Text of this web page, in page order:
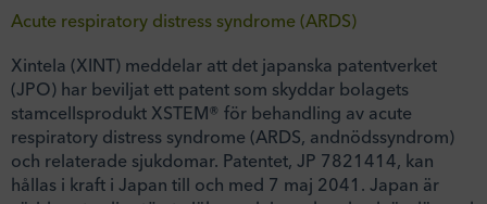
Acute respiratory distress syndrome (ARDS)
Xintela (XINT) meddelar att det japanska patentverket
(JPO) har beviljat ett patent som skyddar bolagets
stamcellsprodukt XSTEM® för behandling av acute
respiratory distress syndrome (ARDS, andnödssyndrom)
och relaterade sjukdomar. Patentet, JP 7821414, kan
hållas i kraft i Japan till och med 7 maj 2041. Japan är